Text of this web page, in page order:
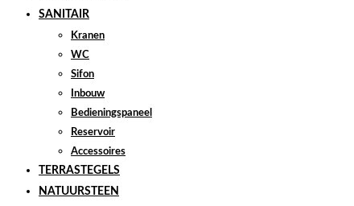
SANITAIR
Kranen
WC
Sifon
Inbouw
Bedieningspaneel
Reservoir
Accessoires
TERRASTEGELS
NATUURSTEEN